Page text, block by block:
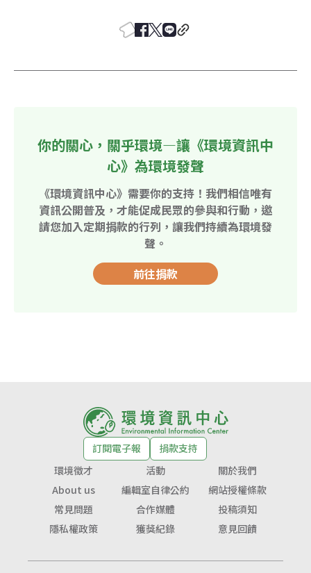
你的關心，關乎環境—讓《環境資訊中
心》為環境發聲
《環境資訊中心》需要你的支持！我們相信唯有
資訊公開普及，才能促成民眾的參與和行動，邀
請您加入定期捐款的行列，讓我們持續為環境發
聲。
前往捐款
訂閱電子報
捐款支持
環境徵才
活動
關於我們
About us
編輯室自律公約
網站授權條款
常見問題
合作媒體
投稿須知
隱私權政策
獲獎紀錄 意見回饋